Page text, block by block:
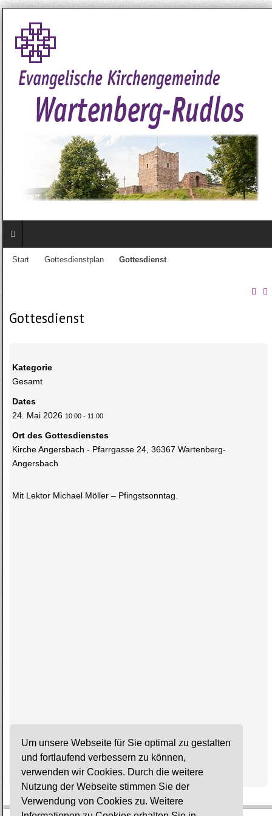
Um unsere Webseite für Sie optimal zu gestalten
und fortlaufend verbessern zu können,
verwenden wir Cookies. Durch die weitere
Nutzung der Webseite stimmen Sie der
Verwendung von Cookies zu. Weitere
Start Gottesdienstplan Gottesdienst
Gottesdienst
Kategorie
Gesamt
Dates
24. Mai 2026 10:00- 11:00
Ort des Gottesdienstes
Kirche Angersbach - Pfarrgasse 24, 36367 Wartenberg-
Angersbach
Mit Lektor Michael Möller – Pfingstsonntag.